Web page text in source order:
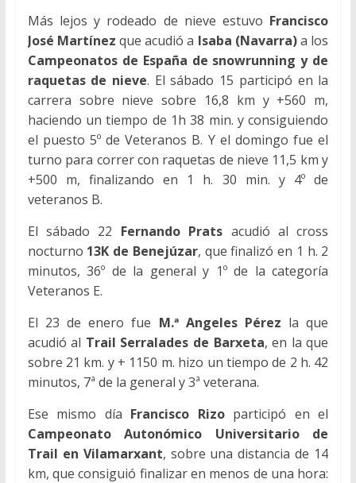
Más lejos y rodeado de nieve estuvo Francisco
José Martínez que acudió a Isaba (Navarra)a los
Campeonatos de España de snowrunning y de
raquetas de nieve. El sábado 15 participó en la
carrera sobre nieve sobre 16,8 km y +560 m,
haciendo un tiempo de 1h 38 min. y consiguiendo
el puesto 5º de Veteranos B. Y el domingo fue el
turno para correr con raquetas de nieve 11,5 km y
+500 m, finalizando en 1 h. 30 min. y 4º de
veteranos B.
El sábado 22 Fernando Prats acudió al cross
nocturno 13K de Benejúzar, que finalizó en 1 h. 2
minutos, 36º de la general y 1º de la categoría
Veteranos E.
El 23 de enero fue M.ª Angeles Pérez la que
acudió al Trail Serralades de Barxeta, en la que
sobre 21 km. y + 1150 m. hizo un tiempo de 2 h. 42
minutos, 7ª de la general y 3ª veterana.
Ese mismo día Francisco Rizoparticipó en el
Campeonato Autonómico Universitario de
Trail en Vilamarxant, sobre una distancia de 14
km, que consiguió finalizar en menos de una hora: